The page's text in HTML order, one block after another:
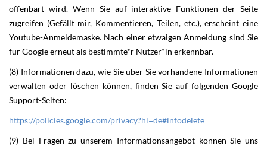
offenbart wird. Wenn Sie auf interaktive Funktionen der Seite
zugreifen (Gefällt mir, Kommentieren, Teilen, etc.), erscheint eine
Youtube-Anmeldemaske. Nach einer etwaigen Anmeldung sind Sie
für Google erneut als bestimmte*r Nutzer*in erkennbar.
(8) Informationen dazu, wie Sie über Sie vorhandene Informationen
verwalten oder löschen können, finden Sie auf folgenden Google
Support-Seiten:
https://policies.google.com/privacy?hl=de#infodelete
(9) Bei Fragen zu unserem Informationsangebot können Sie uns